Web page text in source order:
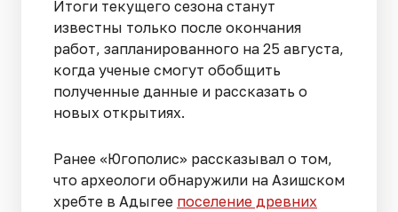
Итоги текущего сезона станут
известны только после окончания
работ, запланированного на 25 августа,
когда ученые смогут обобщить
полученные данные и рассказать о
новых открытиях.
Ранее «Югополис» рассказывал о том,
что археологи обнаружили на Азишском
хребте в Адыгее поселение древних